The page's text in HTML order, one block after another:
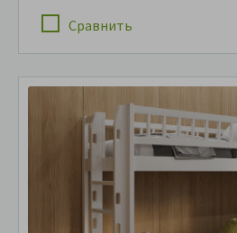
Сравнить